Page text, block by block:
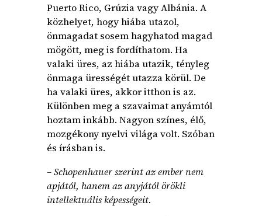
Puerto Rico, Grúzia vagy Albánia. A
közhelyet, hogy hiába utazol,
önmagadat sosem hagyhatod magad
mögött, meg is fordíthatom. Ha
valaki üres, az hiába utazik, tényleg
önmaga ürességét utazza körül. De
ha valaki üres, akkor itthon is az.
Különben meg a szavaimat anyámtól
hoztam inkább. Nagyon színes, élő,
mozgékony nyelvi világa volt. Szóban
és írásban is.
– Schopenhauer szerint az ember nem
apjától, hanem az anyjától örökli
intellektuális képességeit.